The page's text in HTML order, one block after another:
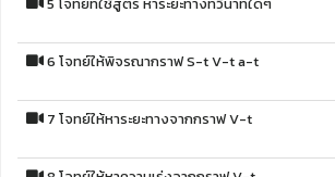
6 โจทย์ให้พิจรณากราฟ S-t V-t a-t
7 โจทย์ให้หาระยะทางจากกราฟ V-t